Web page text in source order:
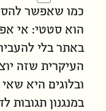
כמו שאפשר
הוא סטטי: אי
באתר בלי
העיקרית שזה
ובלוגים היא
במנגנון תגובות